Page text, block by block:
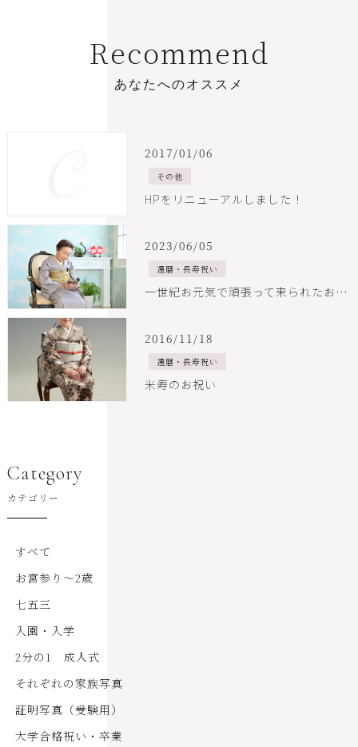
Recommend
あ な た へのオ ス ス メ
2017/01/06
その他
HPをリニューアルしました！
2023/06/05
還暦・長寿祝い
一世紀お元気で頑張って来られたお母様
2016/11/18
還暦・長寿祝い
米寿のお祝い
Category
カテゴリー
すべて
お宮参り～2歳
七五三
入園・入学
2分の1 成人式
それぞれの家族写真
証明写真（受験用）
大学合格祝い・卒業